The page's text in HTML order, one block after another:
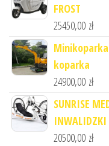
FROST
25450,00 zł
Minikoparka
koparka
24900,00 zł
SUNRISE
INWALIDZKI
20500,00 zł